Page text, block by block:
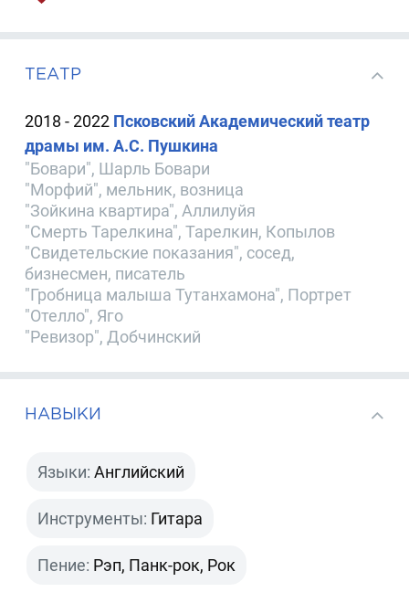
ТЕАТР
2018 - 2022 Псковский Академический театр
драмы им. А.С. Пушкина
"Бовари", Шарль Бовари
"Морфий", мельник, возница
"Зойкина квартира", Аллилуйя
"Смерть Тарелкина", Тарелкин, Копылов
"Свидетельские показания", сосед,
бизнесмен, писатель
"Гробница малыша Тутанхамона", Портрет
"Отелло", Яго
"Ревизор", Добчинский
НАВЫКИ
Языки: Английский
Инструменты: Гитара
Пение: Рэп, Панк-рок, Рок